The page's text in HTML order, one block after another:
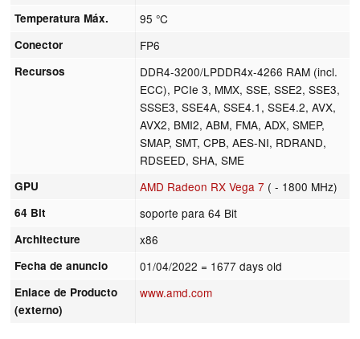
Temperatura Máx. 95 °C
Conector FP6
Recursos
DDR4-3200/LPDDR4x-4266 RAM (incl.
ECC), PCIe 3, MMX, SSE, SSE2, SSE3,
SSSE3, SSE4A, SSE4.1, SSE4.2, AVX,
AVX2, BMI2, ABM, FMA, ADX, SMEP,
SMAP, SMT, CPB, AES-NI, RDRAND,
RDSEED, SHA, SME
GPU AMD Radeon RX Vega 7 ( - 1800 MHz)
64 Bit soporte para 64 Bit
Architecture x86
Fecha de anuncio 01/04/2022 = 1677 days old
Enlace de Producto
(externo)
www.amd.com